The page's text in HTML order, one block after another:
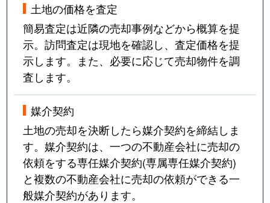
土地の価格を査定
簡易査定は近隣の売却事例などから概算を提
示。訪問査定は現地を確認し、査定価格を提
示します。また、必要に応じて売却物件を調
査します。
媒介契約
土地の売却を決断したら媒介契約を締結しま
す。媒介契約は、一つの不動産会社に売却の
依頼をする専任媒介契約(専属専任媒介契約)
と複数の不動産会社に売却の依頼ができる一
般媒介契約があります。